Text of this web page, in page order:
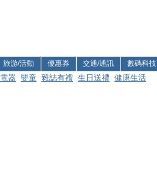
旅游/活動 優惠券 交通/通訊 數碼科技
電器 嬰童 雜誌有禮 生日送禮 健康生活